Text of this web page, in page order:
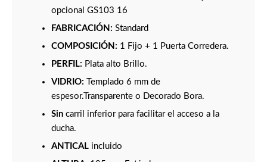
opcional GS103 16
FABRICACIÓN: Standard
COMPOSICIÓN: 1 Fijo + 1 Puerta Corredera.
PERFIL: Plata alto Brillo.
VIDRIO: Templado 6 mm de
espesor.Transparente o Decorado Bora.
Sin carril inferior para facilitar el acceso a la
ducha.
ANTICAL incluido